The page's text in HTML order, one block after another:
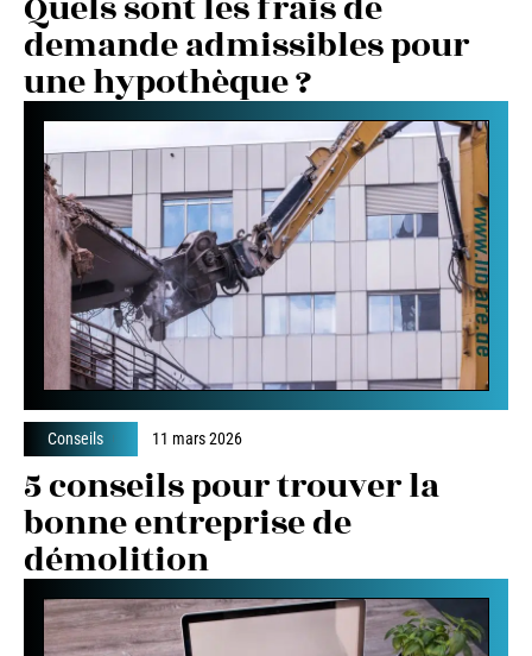
demande admissibles pour
une hypothèque ?
Conseils 11 mars 2026
5 conseils pour trouver la
bonne entreprise de
démolition